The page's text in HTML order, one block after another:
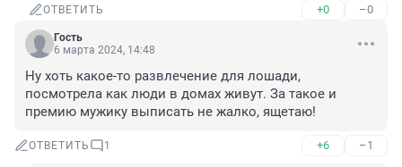
ОТВЕТИТЬ +0 –0
Гость
6 марта 2024, 14:48
Ну хоть какое-то развлечение для лошади,
посмотрела как люди в домах живут. За такое и
премию мужику выписать не жалко, ящетаю!
ОТВЕТИТЬ 1 +6 –1